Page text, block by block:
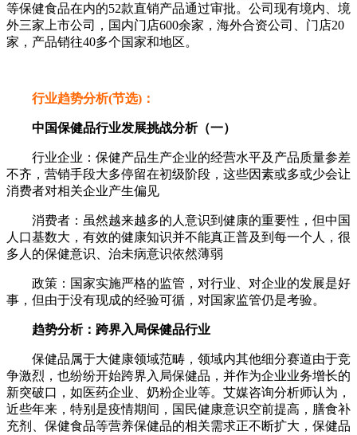
等保健食品在内的52款直销产品通过审批。公司现有境内、境
外三家上市公司，国内门店600余家，海外合资公司、门店20
家，产品销往40多个国家和地区。
行业趋势分析(节选)：
中国保健品行业发展挑战分析（一）
行业企业：保健产品生产企业的经营水平及产品质量参差
不齐，营销手段大多停留在初级阶段，这些因素或多或少会让
消费者对相关企业产生偏见
消费者：虽然越来越多的人意识到健康的重要性，但中国
人口基数大，有效的健康知识并不能真正普及到每一个人，很
多人的保健意识、治未病意识依然薄弱
政策：国家实施严格的监管，对行业、对企业的发展是好
事，但由于没有现成的经验可循，对国家监管仍是考验。
趋势分析：跨界入局保健品行业
保健品属于大健康领域范畴，领域内其他细分赛道由于竞
争激烈，也纷纷开始跨界入局保健品，并作为企业业务增长的
新突破口，如医药企业、奶粉企业等。艾媒咨询分析师认为，
近些年来，特别是疫情期间，国民健康意识空前提高，膳食补
充剂、保健食品等营养保健品的相关需求正不断扩大，保健品